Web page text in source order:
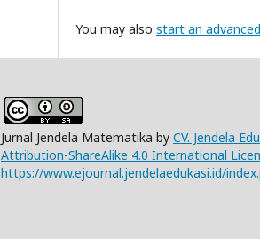
You may also start an
Jurnal Jendela Matematika by CV. Jendela
Attribution-ShareAlike 4.0 International
https://www.ejournal.jendelaedukasi.id/